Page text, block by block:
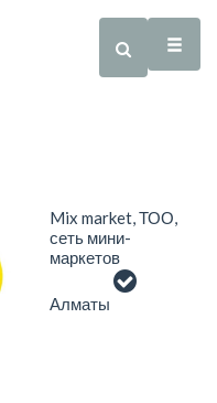
Mix market, ТОО,
сеть мини-
маркетов
Алматы